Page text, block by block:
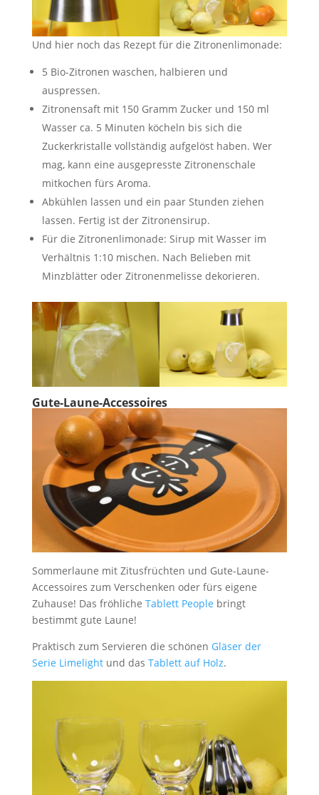
Und hier noch das Rezept für die Zitronenlimonade:
5 Bio-Zitronen waschen, halbieren und
auspressen.
Zitronensaft mit 150 Gramm Zucker und 150 ml
Wasser ca. 5 Minuten köcheln bis sich die
Zuckerkristalle vollständig aufgelöst haben. Wer
mag, kann eine ausgepresste Zitronenschale
mitkochen fürs Aroma.
Abkühlen lassen und ein paar Stunden ziehen
lassen. Fertig ist der Zitronensirup.
Für die Zitronenlimonade: Sirup mit Wasser im
Verhältnis 1:10 mischen. Nach Belieben mit
Minzblätter oder Zitronenmelisse dekorieren.
Gute-Laune-Accessoires
Sommerlaune mit Zitusfrüchten und Gute-Laune-
Accessoires zum Verschenken oder fürs eigene
Zuhause! Das fröhliche Tablett People bringt
bestimmt gute Laune!
Praktisch zum Servieren die schönen Gläser der
Serie Limelightund das Tablett auf Holz.